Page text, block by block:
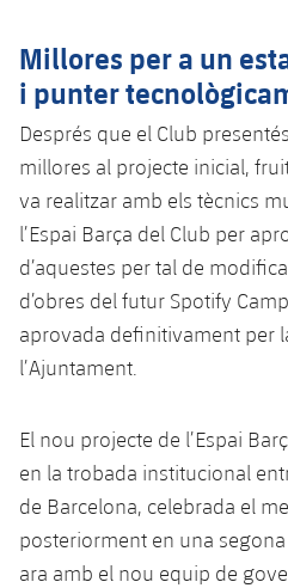
Calendari
Resultats
Classificació
Fotos
Voleibol masculí
Voleibol femení
plusicon
més
Apunta't a les amateurs
Carnet de l'Esportista
PLUSICON
MÉS
League of Legends
VALORANT Rising
VALORANT Game
eFootball
Millores per a un
i punter
Després que el Club
millores al projecte inicial,
va realitzar amb els tècnics
l’Espai Barça del Club per
d’aquestes per tal de
d’obres del futur Spotify
aprovada definitivament per
l’Ajuntament.
El nou projecte de l’Espai
en la trobada institucional
de Barcelona, celebrada el
posteriorment en una
ara amb el nou equip de